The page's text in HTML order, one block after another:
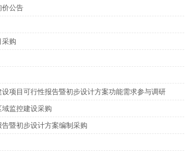
价公告
采购
项目可行性报告暨初步设计方案功能需求参与调研
监控建设采购
暨初步设计方案编制采购